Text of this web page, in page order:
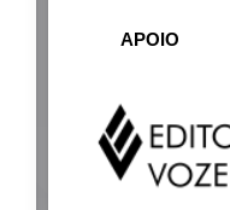
APOIO